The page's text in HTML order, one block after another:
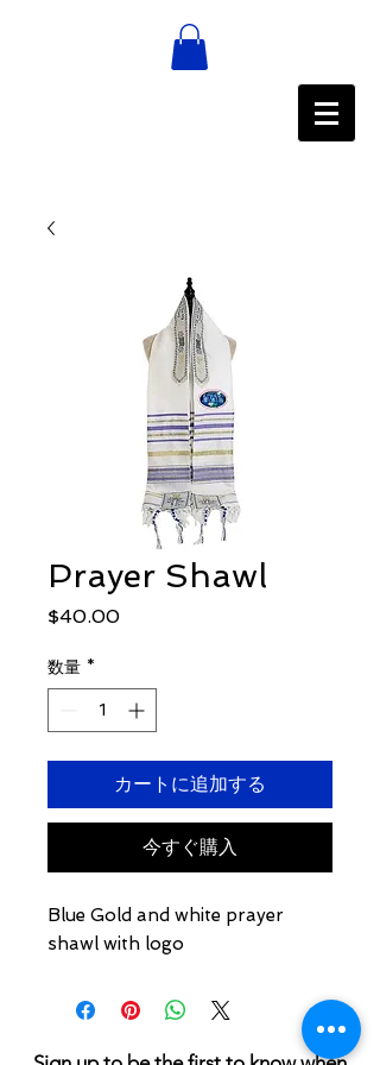
Prayer Shawl
$40.00価
数量 *
カートに追加する
今すぐ購入
Blue Gold and white prayer
shawl with logo